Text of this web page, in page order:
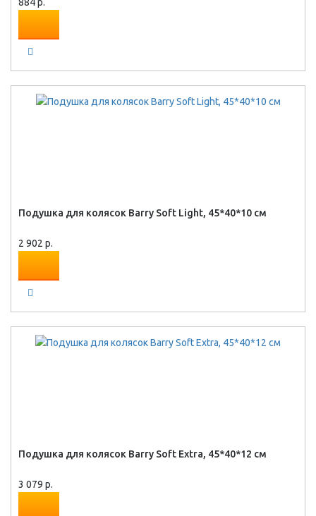
Подушка для колясок Barry Soft Light, 45*40*10 см
2 902 р.
Подушка для колясок Barry Soft Extra, 45*40*12 см
3 079 р.